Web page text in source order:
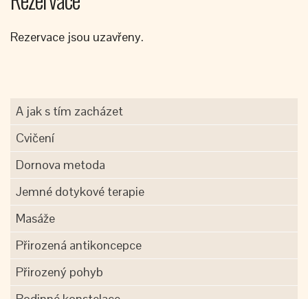
Rezervace jsou uzavřeny.
A jak s tím zacházet
Cvičení
Dornova metoda
Jemné dotykové terapie
Masáže
Přirozená antikoncepce
Přirozený pohyb